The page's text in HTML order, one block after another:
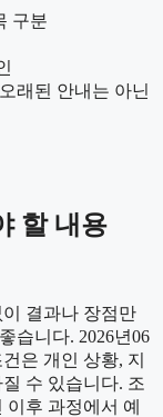
구분
래된 안내는 아닌
할 내용
결과나 장점만
습니다. 2026년06
은 개인 상황, 지
수 있습니다. 조
후 과정에서 예